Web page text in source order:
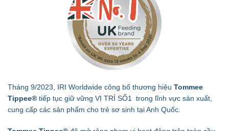
Tháng 9/2023, IRI Worldwide công bố thương hiệu Tommee
Tippee® tiếp tục giữ vững VỊ TRÍ SỐ1 trong lĩnh vực sản xuất,
cung cấp các sản phẩm cho trẻ sơ sinh tại Anh Quốc.